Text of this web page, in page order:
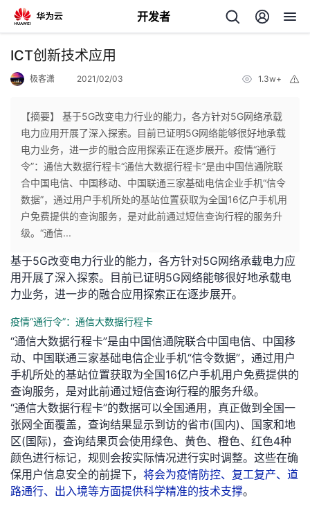
开发者
返
个
人
主
页
我
的
开
发
者
我
的
博
客
我
的
论
我
的
我
ICT创新技术应用
极客潇 2021/02/03 1.3w+
【摘要】 基于5G改变电力行业的能力，各方针对5G网络承载
电力应用开展了深入探索。目前已证明5G网络能够很好地承载
电力业务，进一步的融合应用探索正在逐步展开。疫情“通行
令”：通信大数据行程卡“通信大数据行程卡”是由中国信通院联
合中国电信、中国移动、中国联通三家基础电信企业手机“信令
数据”，通过用户手机所处的基站位置获取为全国16亿户手机用
户免费提供的查询服务，是对此前通过短信查询行程的服务升
级。“通信...
基于5G改变电力行业的能力，各方针对5G网络承载电力应
用开展了深入探索。目前已证明5G网络能够很好地承载电
力业务，进一步的融合应用探索正在逐步展开。
疫情“通行令”：通信大数据行程卡
“通信大数据行程卡”是由中国信通院联合中国电信、中国移
动、中国联通三家基础电信企业手机“信令数据”，通过用户
手机所处的基站位置获取为全国16亿户手机用户免费提供的
查询服务，是对此前通过短信查询行程的服务升级。
“通信大数据行程卡”的数据可以全国通用，真正做到全国一
张网全面覆盖，查询结果显示到访的省市(国内)、国家和地
区(国际)，查询结果页会使用绿色、黄色、橙色、红色4种
颜色进行标记，规则会按实际情况进行实时调整。这些在确
保用户信息安全的前提下， 将会为疫情防控、复工复产、道
路通行、出入境等方面提供科学精准的技术支撑。